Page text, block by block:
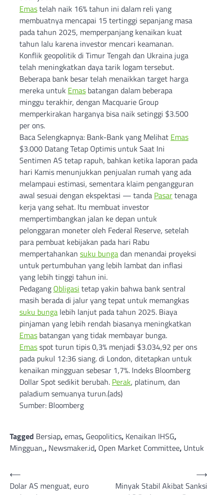
Emastelah naik 16% tahun ini dalam reli yang
membuatnya mencapai 15 tertinggi sepanjang masa
pada tahun 2025, memperpanjang kenaikan kuat
tahun lalu karena investor mencari keamanan.
Konflik geopolitik di Timur Tengah dan Ukraina juga
telah meningkatkan daya tarik logam tersebut.
Beberapa bank besar telah menaikkan target harga
mereka untuk Emas batangan dalam beberapa
minggu terakhir, dengan Macquarie Group
memperkirakan harganya bisa naik setinggi $3.500
per ons.
Baca Selengkapnya: Bank-Bank yang Melihat Emas
$3.000 Datang Tetap Optimis untuk Saat Ini
Sentimen AS tetap rapuh, bahkan ketika laporan pada
hari Kamis menunjukkan penjualan rumah yang ada
melampaui estimasi, sementara klaim pengangguran
awal sesuai dengan ekspektasi — tanda Pasartenaga
kerja yang sehat. Itu membuat investor
mempertimbangkan jalan ke depan untuk
pelonggaran moneter oleh Federal Reserve, setelah
para pembuat kebijakan pada hari Rabu
mempertahankan suku bungadan menandai proyeksi
untuk pertumbuhan yang lebih lambat dan inflasi
yang lebih tinggi tahun ini.
Pedagang Obligasi tetap yakin bahwa bank sentral
masih berada di jalur yang tepat untuk memangkas
suku bunga lebih lanjut pada tahun 2025. Biaya
pinjaman yang lebih rendah biasanya meningkatkan
Emas batangan yang tidak membayar bunga.
Emasspot turun tipis 0,3% menjadi $3.034,92 per ons
pada pukul 12:36 siang. di London, ditetapkan untuk
kenaikan mingguan sebesar 1,7%. Indeks Bloomberg
Dollar Spot sedikit berubah. Perak, platinum, dan
paladium semuanya turun.(ads)
Sumber: Bloomberg
Tagged Bersiap,emas, Geopolitics, Kenaikan IHSG,
Mingguan,, Newsmaker.id, Open Market Committee, Untuk
Post
navigation
⟵
Dolar AS menguat, euro
Minyak Stabil Akibat Sanksi
⟶